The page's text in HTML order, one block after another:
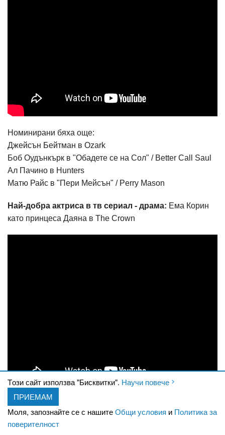
Номинирани бяха още:
Джейсън Бейтман в Ozark
Боб Оудънкърк в "Обадете се на Сол" / Better Call Saul
Ал Пачино в Hunters
Матю Райс в "Пери Мейсън" / Perry Mason
Най-добра актриса в тв сериал - драма: Ема Корин
като принцеса Даяна в The Crown
Номинирани бяха още:
Оливия Колман като Елизабет Втора в The Crown
Джоди Комър в "Убивайки Ийв" / Killing Eve
Tози сайт използва "Бисквитки". Научи повече
ПРИЕМАМ
Моля, запознайте се с нашитеОбщи условия и Политика за
поверителност